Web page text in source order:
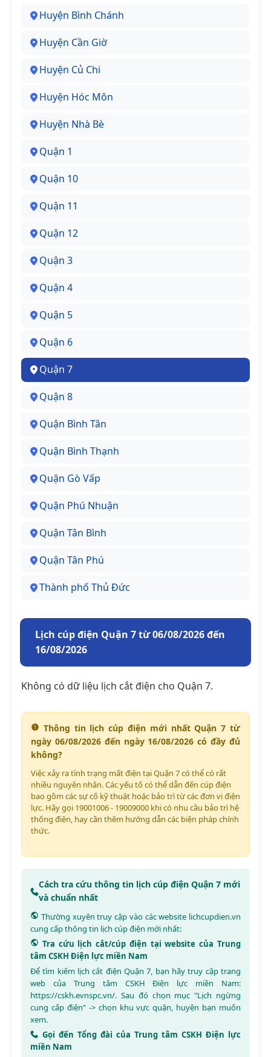
Huyện Bình Chánh
Huyện Cần Giờ
Huyện Củ Chi
Huyện Hóc Môn
Huyện Nhà Bè
Quận 1
Quận 10
Quận 11
Quận 12
Quận 3
Quận 4
Quận 5
Quận 6
Quận 7
Quận 8
Quận Bình Tân
Quận Bình Thạnh
Quận Gò Vấp
Quận Phú Nhuận
Quận Tân Bình
Quận Tân Phú
Thành phố Thủ Đức
Lịch cúp điện Quận 7 từ 06/08/2026 đến
16/08/2026
Không có dữ liệu lịch cắt điện cho Quận 7.
Thông tin lịch cúp điện mới nhất Quận 7 từ
ngày 06/08/2026 đến ngày 16/08/2026 có đầy đủ
không?
Việc xảy ra tình trạng mất điện tại Quận 7 có thể có rất
nhiều nguyên nhân. Các yếu tố có thể dẫn đến cúp điện
bao gồm các sự cố kỹ thuật hoặc bảo trì từ các đơn vị điện
lực. Hãy gọi 19001006 - 19009000 khi có nhu cầu bảo trì hệ
thống điện, hay cần thêm hướng dẫn các biện pháp chính
thức.
Cách tra cứu thông tin lịch cúp điện Quận 7 mới
và chuẩn nhất
Thường xuyên truy cập vào các website lichcupdien.vn
cung cấp thông tin lịch cúp điện mới nhất:
Tra cứu lịch cắt/cúp điện tại website của Trung
tâm CSKH Điện lực miền Nam
Để tìm kiếm lịch cắt điện Quận 7, bạn hãy truy cập trang
web của Trung tâm CSKH Điện lực miền Nam:
https://cskh.evnspc.vn/. Sau đó chọn mục "Lịch ngừng
cung cấp điện" -> chọn khu vực quận, huyện bạn muốn
xem.
Gọi đến Tổng đài của Trung tâm CSKH Điện lực
miền Nam